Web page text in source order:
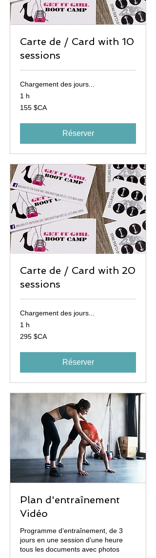
Carte de / Card with 10
sessions
Chargement des jours...
1 h
155
dollars
155 $CA
Réserver
Carte de / Card with 20
sessions
Chargement des jours...
1 h
295
dollars
295 $CA
Réserver
Plan d'entraînement
Vidéo
Programme d’entraînement, de 3
jours en une session d’une heure
tous les documents avec photos